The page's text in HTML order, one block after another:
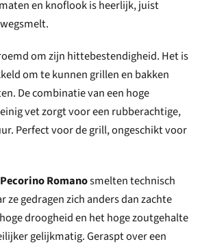
en knoflook is heerlijk, juist
om zijn hittebestendigheid. Het is
om te kunnen grillen en bakken
De combinatie van een hoge
vet zorgt voor een rubberachtige,
Perfect voor de grill, ongeschikt voor
Romanosmelten technisch
ze gedragen zich anders dan zachte
droogheid en het hoge zoutgehalte
gelijkmatig. Geraspt over een